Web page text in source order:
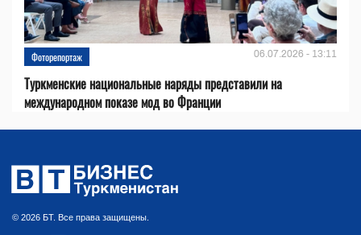
Фоторепортаж 06.07.2026 - 13:11
Туркменские национальные наряды представили на
международном показе мод во Франции
© 2026 БТ. Все права защищены.